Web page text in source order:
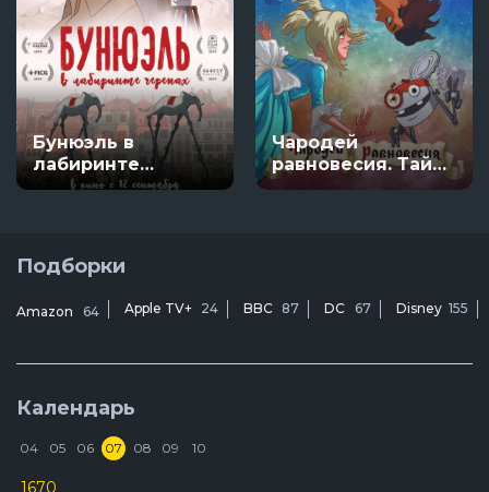
Бунюэль в
лабиринте
черепах
Чародей
равновесия. Тайна
Сухаревой башни
Подборки
Amazon 64 Apple TV+ 24 BBC 87 DC 67 Disney 155
Календарь
04 05 06 07 08 09 10
1670